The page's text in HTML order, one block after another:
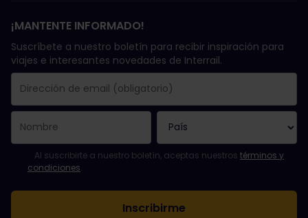
¡MANTENTE INFORMADO!
Suscríbete a nuestro boletín para recibir inspiración para
viajes e interesantes novedades de Interrail.
El campo de dirección de email es obligatorio.
La dirección de email no es válida.
Ha habido un fallo al suscribirte al boletín. Vuelve a intentarlo
¡Ya te has suscrito a este boletín!
Acepta los términos y condiciones para suscribirte al boletín
Al suscribirte a nuestro boletín, aceptas nuestros términos y
condiciones.